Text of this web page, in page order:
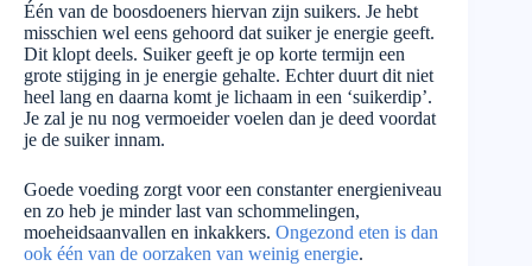
Één van de boosdoeners hiervan zijn suikers. Je hebt
misschien wel eens gehoord dat suiker je energie geeft.
Dit klopt deels. Suiker geeft je op korte termijn een
grote stijging in je energie gehalte. Echter duurt dit niet
heel lang en daarna komt je lichaam in een ‘suikerdip’.
Je zal je nu nog vermoeider voelen dan je deed voordat
je de suiker innam.
Goede voeding zorgt voor een constanter energieniveau
en zo heb je minder last van schommelingen,
moeheidsaanvallen en inkakkers. Ongezond eten is dan
ook één van de oorzaken van weinig energie.